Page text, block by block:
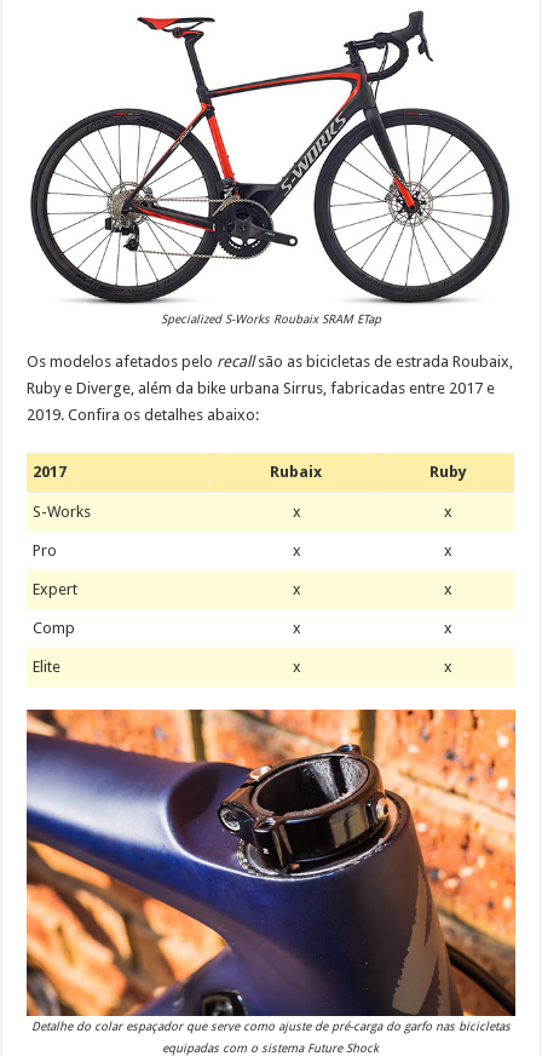
Specialized S-Works Roubaix SRAM ETap
Os modelos afetados pelo recallsão as bicicletas de estrada Roubaix,
Ruby e Diverge, além da bike urbana Sirrus, fabricadas entre 2017 e
2019. Confira os detalhes abaixo:
2017 Rubaix Ruby
S-Works x x
Pro x x
Expert x x
Comp x x
Elite x x
Detalhe do colar espaçador que serve como ajuste de pré-carga do garfo nas bicicletas
equipadas com o sistema Future Shock